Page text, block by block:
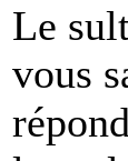
Le
vous